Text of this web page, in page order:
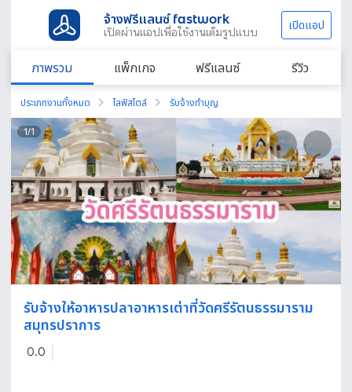
จ้างฟรีแลนซ์ fastwork
เปิดผ่านแอปเพื่อใช้งานเต็มรูปแบบ เปิดแอป
ภาพรวม แพ็กเกจ ฟรีแลนซ์ รีวิว
ประเภทงานทั้งหมด ไลฟ์สไตล์ รับจ้างทำบุญ
1/1
รับจ้างให้อาหารปลาอาหารเต่าที่วัดศรีรัตนธรรมาราม
สมุทรปราการ
0.0